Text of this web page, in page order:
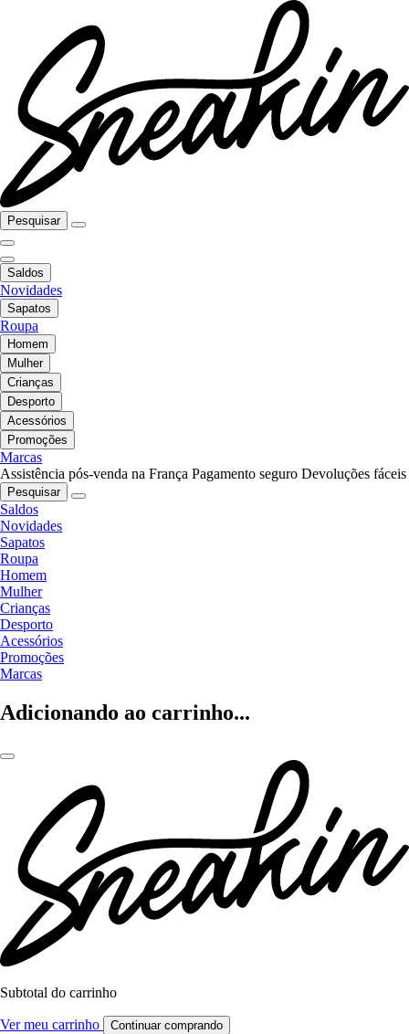
Pesquisar
Saldos
Novidades
Sapatos
Roupa
Homem
Mulher
Crianças
Desporto
Acessórios
Promoções
Marcas
Assistência pós-venda na França Pagamento seguro Devoluções fáceis
Pesquisar
Saldos
Novidades
Sapatos
Roupa
Homem
Mulher
Crianças
Desporto
Acessórios
Promoções
Marcas
Adicionando ao carrinho...
Subtotal do carrinho
Ver meu carrinho Continuar comprando